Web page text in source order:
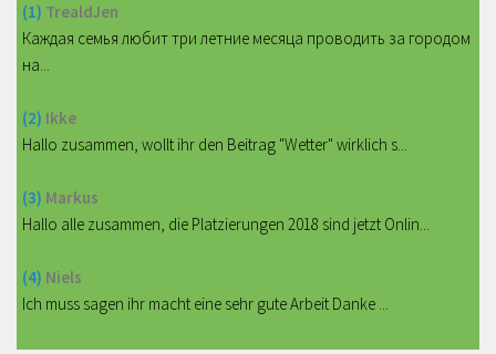
(1) TrealdJen
Каждая семья любит три летние месяца проводить за городом
на...
(2) Ikke
Hallo zusammen, wollt ihr den Beitrag "Wetter" wirklich s...
(3) Markus
Hallo alle zusammen, die Platzierungen 2018 sind jetzt Onlin...
(4) Niels
Ich muss sagen ihr macht eine sehr gute Arbeit Danke ...